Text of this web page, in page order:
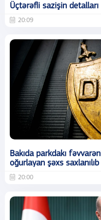
Üçtərəfli sazişin
20:09
Bakıda parkdakı
oğurlayan şəxs saxlanılıb
20:00